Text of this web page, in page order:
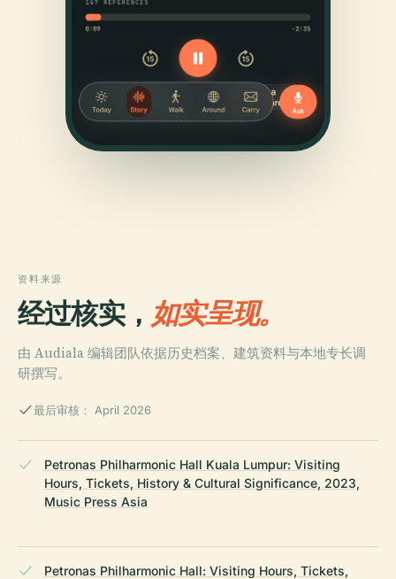
资料来源
经过核实， 如实呈现。
由 Audiala 编辑团队依据历史档案、建筑资料与本地专长调
研撰写。
最后审核： April 2026
Petronas Philharmonic Hall Kuala Lumpur: Visiting
Hours, Tickets, History & Cultural Significance, 2023,
Music Press Asia
Petronas Philharmonic Hall: Visiting Hours, Tickets,